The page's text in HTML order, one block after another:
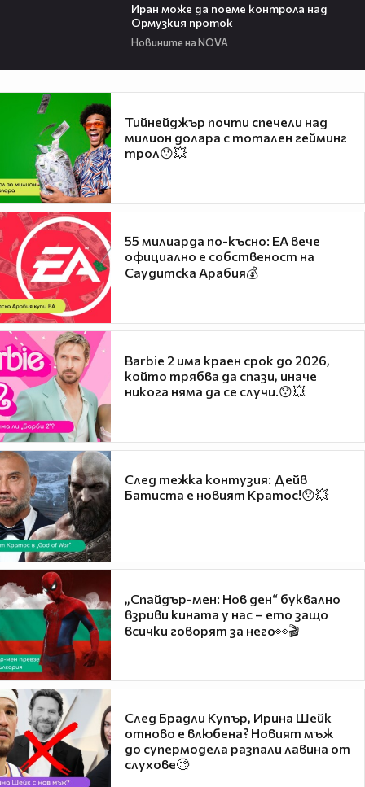
Иран може да поеме контрола над
Ормузкия проток
Новините на NOVA
Тийнейджър почти спечели над
милион долара с тотален гейминг
трол😯💥
55 милиарда по-късно: EA вече
официално е собственост на
Саудитска Арабия💰
Barbie 2 има краен срок до 2026,
който трябва да спази, иначе
никога няма да се случи.😯💥
След тежка контузия: Дейв
Батиста е новият Кратос!😯💥
„Спайдър-мен: Нов ден“ буквално
взриви кината у нас – ето защо
всички говорят за него👀🎬
След Брадли Купър, Ирина Шейк
отново е влюбена? Новият мъж
до супермодела разпали лавина от
слухове🧐